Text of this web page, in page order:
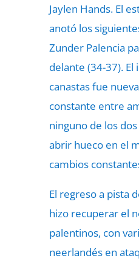
Jaylen Hands. El
anotó los
Zunder Palencia
delante (34-37).
canastas fue
constante entre
ninguno de los
abrir hueco en el
cambios
El regreso a pista
hizo recuperar el
palentinos, con
neerlandés en